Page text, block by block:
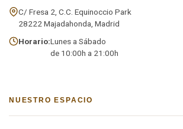
C/ Fresa 2, C.C. Equinoccio Park
28222 Majadahonda, Madrid
Horario:Lunes a Sábado
de 10:00h a 21:00h
NUESTRO ESPACIO